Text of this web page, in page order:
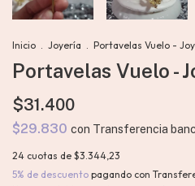
Inicio Joyería Portavelas Vuelo -
Portavelas Vuelo -
$31.400
$29.830 con Transferencia
24 cuotas de $3.344,23
5% de descuento pagando con